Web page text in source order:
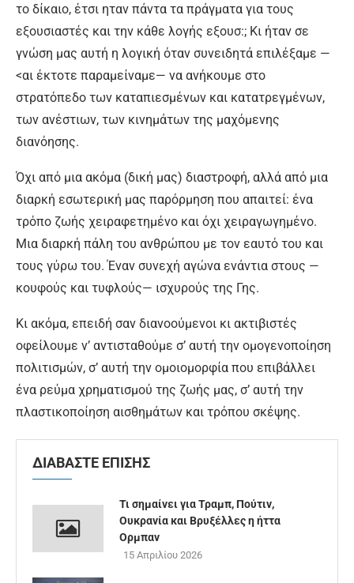
το δίκαιο, έτσι ηταν πάντα τα πράγματα για τους
εξουσιαστές και την κάθε λογής εξουσ:; Κι ήταν σε
γνώση μας αυτή η λογική όταν συνειδητά επιλέξαμε —
<αι έκτοτε παραμείναμε— να ανήκουμε στο
στρατόπεδο των καταπιεσμένων και κατατρεγμένων,
των ανέστιων, των κινημάτων της μαχόμενης
διανόησης.
Όχι από μια ακόμα (δική μας) διαστροφή, αλλά από μια
διαρκή εσωτερική μας παρόρμηση που απαιτεί: ένα
τρόπο ζωής χειραφετημένο και όχι χειραγωγημένο.
Μια διαρκή πάλη του ανθρώπου με τον εαυτό του και
τους γύρω του. Έναν συνεχή αγώνα ενάντια στους —
κουφούς και τυφλούς— ισχυρούς της Γης.
Κι ακόμα, επειδή σαν διανοούμενοι κι ακτιβιστές
οφείλουμε ν’ αντισταθούμε σ’ αυτή την ομογενοποίηση
πολιτισμών, σ’ αυτή την ομοιομορφία που επιβάλλει
ένα ρεύμα χρηματισμού της ζωής μας, σ’ αυτή την
πλαστικοποίηση αισθημάτων και τρόπου σκέψης.
ΔΙΑΒΑΣΤΕ ΕΠΙΣΗΣ
Τι σημαίνει για Τραμπ, Πούτιν,
Ουκρανία και Βρυξέλλες η ήττα
Ορμπαν
15 Απριλίου 2026